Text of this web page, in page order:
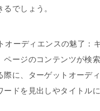
るでしょう。
オーディエンスの魅了：
ページのコンテンツが検
際に、ターゲットオーデ
ードを見出しやタイトル